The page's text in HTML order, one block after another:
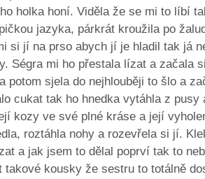
holka honí. Viděla že se mi to líbí
jazyka, párkrát kroužila po
si jí na prso abych jí je hladil tak já
Ségra mi ho přestala lízat a začala
potom sjela do nejhlouběji to šlo a
cukat tak ho hnedka vytáhla z pusy
kozy ve své plné kráse a její
roztáhla nohy a rozevřela si jí.
a jak jsem to dělal poprví tak to
kousky že sestru to totálně